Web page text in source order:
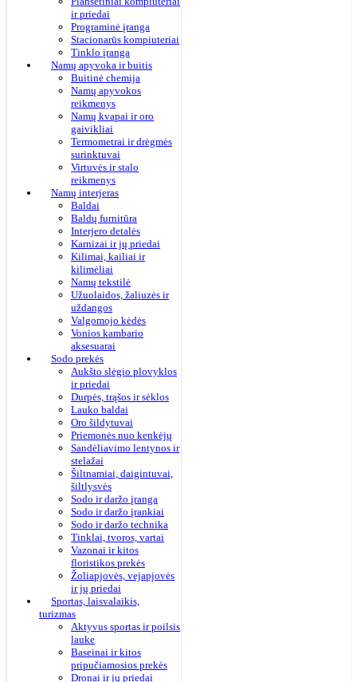
ir priedai
Programinė įranga
Stacionarūs kompiuteriai
Tinklo įranga
Namų apyvoka ir buitis
Buitinė chemija
Namų apyvokos
reikmenys
Namų kvapai ir oro
gaivikliai
Termometrai ir drėgmės
surinktuvai
Virtuvės ir stalo
reikmenys
Namų interjeras
Baldai
Baldų furnitūra
Interjero detalės
Karnizai ir jų priedai
Kilimai, kailiai ir
kilimėliai
Namų tekstilė
Užuolaidos, žaliuzės ir
uždangos
Valgomojo kėdės
Vonios kambario
aksesuarai
Sodo prekės
Aukšto slėgio plovyklos
ir priedai
Durpės, trąšos ir sėklos
Lauko baldai
Oro šildytuvai
Priemonės nuo kenkėjų
Sandėliavimo lentynos ir
stelažai
Šiltnamiai, daigintuvai,
šiltlysvės
Sodo ir daržo įranga
Sodo ir daržo įrankiai
Sodo ir daržo technika
Tinklai, tvoros, vartai
Vazonai ir kitos
floristikos prekės
Žoliapjovės, vejapjovės
ir jų priedai
Sportas, laisvalaikis,
turizmas
Aktyvus sportas ir poilsis
lauke
Baseinai ir kitos
pripučiamosios prekės
Dronai ir jų priedai